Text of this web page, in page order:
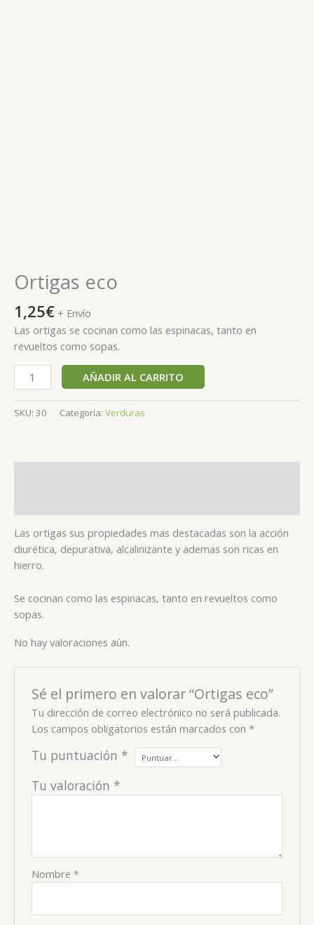
Ortigas eco
1,25€ + Envío
Las ortigas se cocinan como las espinacas, tanto en
revueltos como sopas.
AÑADIR AL CARRITO
SKU: 30 Categoría: Verduras
Las ortigas sus propiedades mas destacadas son la acción
diurética, depurativa, alcalinizante y ademas son ricas en
hierro.
Se cocinan como las espinacas, tanto en revueltos como
sopas.
No hay valoraciones aún.
Sé el primero en valorar “Ortigas eco”
Tu dirección de correo electrónico no será publicada.
Los campos obligatorios están marcados con*
Tu puntuación *
Tu valoración *
Nombre*